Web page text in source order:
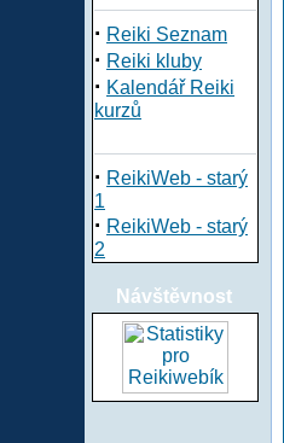
· Reiki Seznam
· Reiki kluby
· Kalendář Reiki
kurzů
· ReikiWeb - starý
1
· ReikiWeb - starý
2
Návštěvnost